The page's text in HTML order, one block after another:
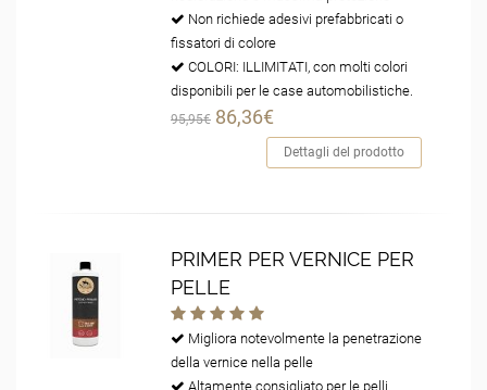
Non richiede adesivi prefabbricati o
fissatori di colore
COLORI: ILLIMITATI, con molti colori
disponibili per le case automobilistiche.
95,95€ 86,36€
Dettagli del prodotto
PRIMER PER VERNICE PER
PELLE
Migliora notevolmente la penetrazione
della vernice nella pelle
Altamente consigliato per le pelli